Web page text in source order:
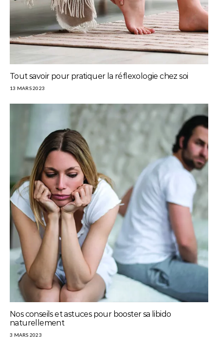
Tout savoir pour pratiquer la réflexologie chez soi
13 MARS 2023
Nos conseils et astuces pour booster sa libido
naturellement
3 MARS 2023